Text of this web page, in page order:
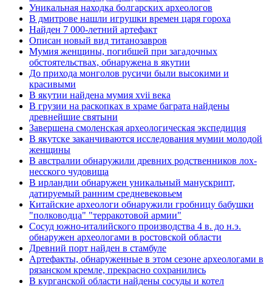
Уникальная находка болгарских археологов
В дмитрове нашли игрушки времен царя гороха
Найден 7 000-летний артефакт
Описан новый вид титанозавров
Мумия женщины, погибшей при загадочных
обстоятельствах, обнаружена в якутии
До прихода монголов русичи были высокими и
красивыми
В якутии найдена мумия xvii века
В грузии на раскопках в храме баграта найдены
древнейшие святыни
Завершена смоленская археологическая экспедиция
В якутске заканчиваются исследования мумии молодой
женщины
В австралии обнаружили древних родственников лох-
несского чудовища
В ирландии обнаружен уникальный манускрипт,
датируемый ранним средневековьем
Китайские археологи обнаружили гробницу бабушки
"полководца" "терракотовой армии"
Сосуд южно-италийского производства 4 в. до н.э.
обнаружен археологами в ростовской области
Древний порт найден в стамбуле
Артефакты, обнаруженные в этом сезоне археологами в
рязанском кремле, прекрасно сохранились
В курганской области найдены сосуды и котел